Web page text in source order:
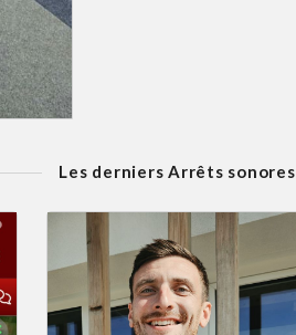
Les derniers Arrêts sonores